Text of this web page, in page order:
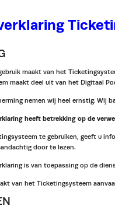
maakt van het
maakt deel uit van het Digitaal
nemen wij heel ernstig. Wij
heeft betrekking op de
te gebruiken, geeft u
door te lezen.
is van toepassing op de
van het Ticketingsysteem